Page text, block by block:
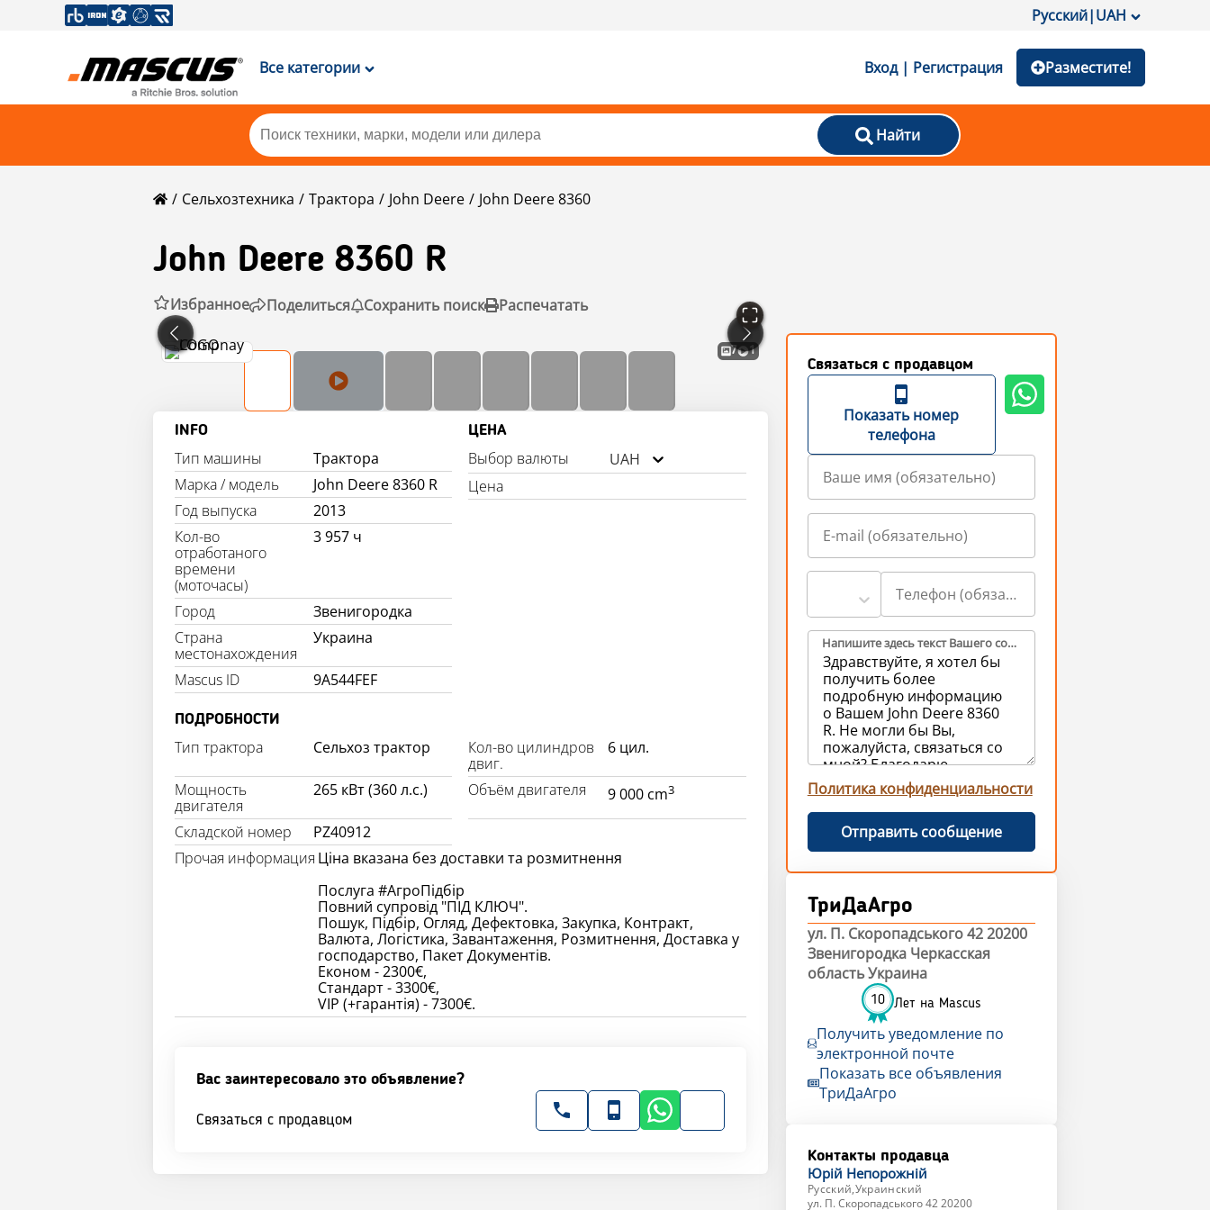
Русский|UAH
Все категории Вход | Регистрация Разместите!
Найти
Сельхозтехника Трактора John Deere John Deere 8360
John Deere 8360 R
Избранное Поделиться Сохранить поиск Распечатать
7 1
INFO
Тип машины
Трактора
Марка / модель
John Deere 8360 R
Год выпуска
2013
Кол-во
отработаного
времени
(моточасы)
3 957 ч
Город
Звенигородка
Страна
местонахождения
Украина
Mascus ID 9A544FEF
ЦЕНА
Выбор валюты
UAH
Цена
ПОДРОБНОСТИ
Тип трактора Сельхоз трактор
Кол-во цилиндров
двиг.
6 цил.
Мощность
двигателя
265 кВт (360 л.с.) Объём двигателя 9 000 cm3
Складской номер
PZ40912
Прочая информация Ціна вказана без доставки та розмитнення
Послуга #АгроПідбір
Повний супровід "ПІД КЛЮЧ".
Пошук, Підбір, Огляд, Дефектовка, Закупка, Контракт,
Валюта, Логістика, Завантаження, Розмитнення, Доставка у
господарство, Пакет Документів.
Економ - 2300€,
Стандарт - 3300€,
Вас заинтересовало это объявление?
Связаться с продавцом
Связаться с продавцом
Показать номер
телефона
Напишите здесь текст Вашего сообщения продавцам (обязательно)
Политика конфиденциальности
Отправить сообщение
ТриДаАгро
ул. П. Скоропадського 42 20200
Звенигородка Черкасская
область Украина
10 Лет на Mascus
Получить уведомление по
электронной почте
Показать все объявления
ТриДаАгро
Контакты продавца
Юрій Непорожній
Русский,Украинский
ул. П. Скоропадського 42 20200